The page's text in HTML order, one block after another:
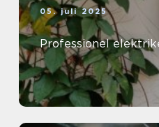
05. juli 2025
Professionel